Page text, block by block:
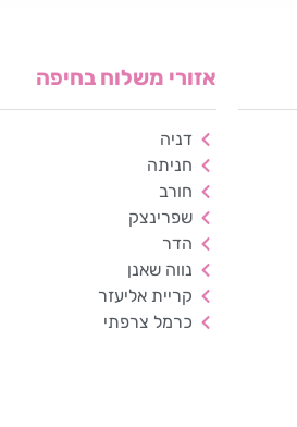
אזורי משלוח בחיפה
דניה
חניתה
חורב
שפרינצק
הדר
נווה שאנן
קריית אליעזר
כרמל צרפתי